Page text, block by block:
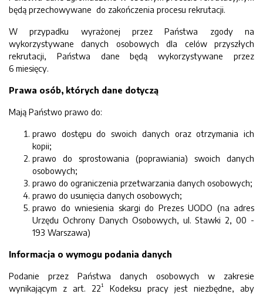
będą przechowywane do zakończenia procesu rekrutacji.
W przypadku wyrażonej przez Państwa zgody na
wykorzystywane danych osobowych dla celów przyszłych
rekrutacji, Państwa dane będą wykorzystywane przez
6 miesięcy.
Prawa osób, których dane dotyczą
Mają Państwo prawo do:
prawo dostępu do swoich danych oraz otrzymania ich
kopii;
prawo do sprostowania (poprawiania) swoich danych
osobowych;
prawo do ograniczenia przetwarzania danych osobowych;
prawo do usunięcia danych osobowych;
prawo do wniesienia skargi do Prezes UODO (na adres
Urzędu Ochrony Danych Osobowych, ul. Stawki 2, 00 -
193 Warszawa)
Informacja o wymogu podania danych
Podanie przez Państwa danych osobowych w zakresie
wynikającym z art. 22¹
Kodeksu pracy jest niezbędne, aby